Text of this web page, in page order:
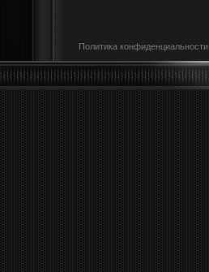
Политика конфиденциальности